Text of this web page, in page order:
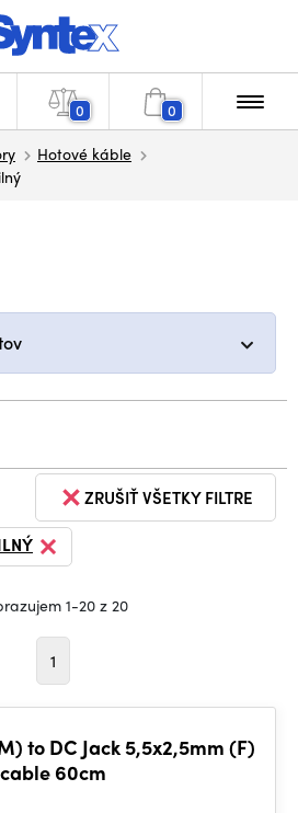
0 0
Hotové káble
ZRUŠIŤ VŠETKY FILTRE
1-20 z 20
1
to DC Jack 5,5x2,5mm (F)
cable 60cm